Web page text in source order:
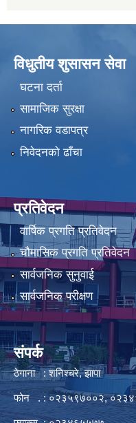
विधुतीय शुसासन सेवा
घटना दर्ता
सामाजिक सुरक्षा
नागरिक वडापत्र
निवेदनको ढाँचा
प्रतिवेदन
वार्षिक प्रगति प्रतिवेदन
चौमासिक प्रगति प्रतिवेदन
सार्वजनिक सुनुवाई
सार्वजनिक परीक्षण
संपर्क
ठेगाना : शनिश्चरे, झापा
फोन . : ०२३५९७००२,